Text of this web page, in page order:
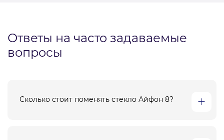
Ответы на часто задаваемые
вопросы
Сколько стоит поменять стекло Айфон 8?